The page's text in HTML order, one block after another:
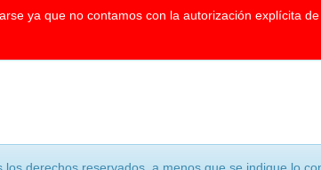
ya que no contamos con la autorización explícita